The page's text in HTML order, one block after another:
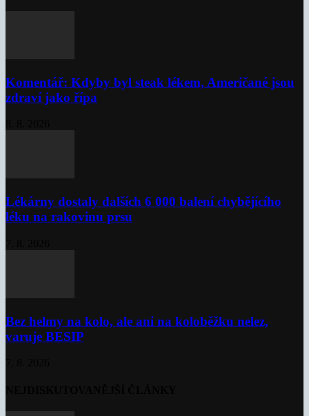
Komentář: Kdyby byl steak lékem, Američané jsou
zdraví jako řípa
Lékárny dostaly dalších 6 000 balení chybějícího
léku na rakovinu prsu
Bez helmy na kolo, ale ani na koloběžku nelez,
varuje BESIP